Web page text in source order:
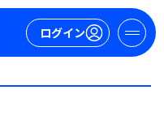
ログイン